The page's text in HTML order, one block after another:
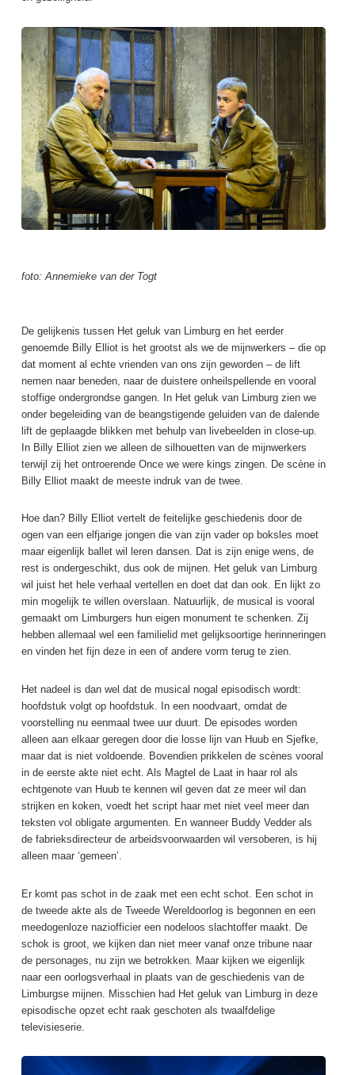
foto: Annemieke van der Togt
De gelijkenis tussen Het geluk van Limburg en het eerder
genoemde Billy Elliot is het grootst als we de mijnwerkers – die op
dat moment al echte vrienden van ons zijn geworden – de lift
nemen naar beneden, naar de duistere onheilspellende en vooral
stoffige ondergrondse gangen. In Het geluk van Limburg zien we
onder begeleiding van de beangstigende geluiden van de dalende
lift de geplaagde blikken met behulp van livebeelden in close-up.
In Billy Elliot zien we alleen de silhouetten van de mijnwerkers
terwijl zij het ontroerende Once we were kings zingen. De scène in
Billy Elliot maakt de meeste indruk van de twee.
Hoe dan? Billy Elliot vertelt de feitelijke geschiedenis door de
ogen van een elfjarige jongen die van zijn vader op boksles moet
maar eigenlijk ballet wil leren dansen. Dat is zijn enige wens, de
rest is ondergeschikt, dus ook de mijnen. Het geluk van Limburg
wil juist het hele verhaal vertellen en doet dat dan ook. En lijkt zo
min mogelijk te willen overslaan. Natuurlijk, de musical is vooral
gemaakt om Limburgers hun eigen monument te schenken. Zij
hebben allemaal wel een familielid met gelijksoortige herinneringen
en vinden het fijn deze in een of andere vorm terug te zien.
Het nadeel is dan wel dat de musical nogal episodisch wordt:
hoofdstuk volgt op hoofdstuk. In een noodvaart, omdat de
voorstelling nu eenmaal twee uur duurt. De episodes worden
alleen aan elkaar geregen door die losse lijn van Huub en Sjefke,
maar dat is niet voldoende. Bovendien prikkelen de scènes vooral
in de eerste akte niet echt. Als Magtel de Laat in haar rol als
echtgenote van Huub te kennen wil geven dat ze meer wil dan
strijken en koken, voedt het script haar met niet veel meer dan
teksten vol obligate argumenten. En wanneer Buddy Vedder als
de fabrieksdirecteur de arbeidsvoorwaarden wil versoberen, is hij
alleen maar ‘gemeen’.
Er komt pas schot in de zaak met een echt schot. Een schot in
de tweede akte als de Tweede Wereldoorlog is begonnen en een
meedogenloze naziofficier een nodeloos slachtoffer maakt. De
schok is groot, we kijken dan niet meer vanaf onze tribune naar
de personages, nu zijn we betrokken. Maar kijken we eigenlijk
naar een oorlogsverhaal in plaats van de geschiedenis van de
Limburgse mijnen. Misschien had Het geluk van Limburg in deze
episodische opzet echt raak geschoten als twaalfdelige
televisieserie.